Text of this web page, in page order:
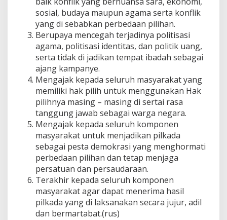
sosial, budaya maupun agama serta konflik
yang di sebabkan perbedaan pilihan.
Berupaya mencegah terjadinya politisasi
agama, politisasi identitas, dan politik uang,
serta tidak di jadikan tempat ibadah sebagai
ajang kampanye.
Mengajak kepada seluruh masyarakat yang
memiliki hak pilih untuk menggunakan Hak
pilihnya masing – masing di sertai rasa
tanggung jawab sebagai warga negara.
Mengajak kepada seluruh komponen
masyarakat untuk menjadikan pilkada
sebagai pesta demokrasi yang menghormati
perbedaan pilihan dan tetap menjaga
persatuan dan persaudaraan.
Terakhir kepada seluruh komponen
masyarakat agar dapat menerima hasil
pilkada yang di laksanakan secara jujur, adil
dan bermartabat.(rus)